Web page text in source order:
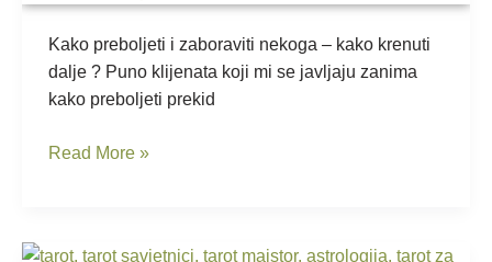
Kako preboljeti i zaboraviti nekoga – kako krenuti
dalje ? Puno klijenata koji mi se javljaju zanima
kako preboljeti prekid
zaboraviti
nekoga
Read More »
Negativni